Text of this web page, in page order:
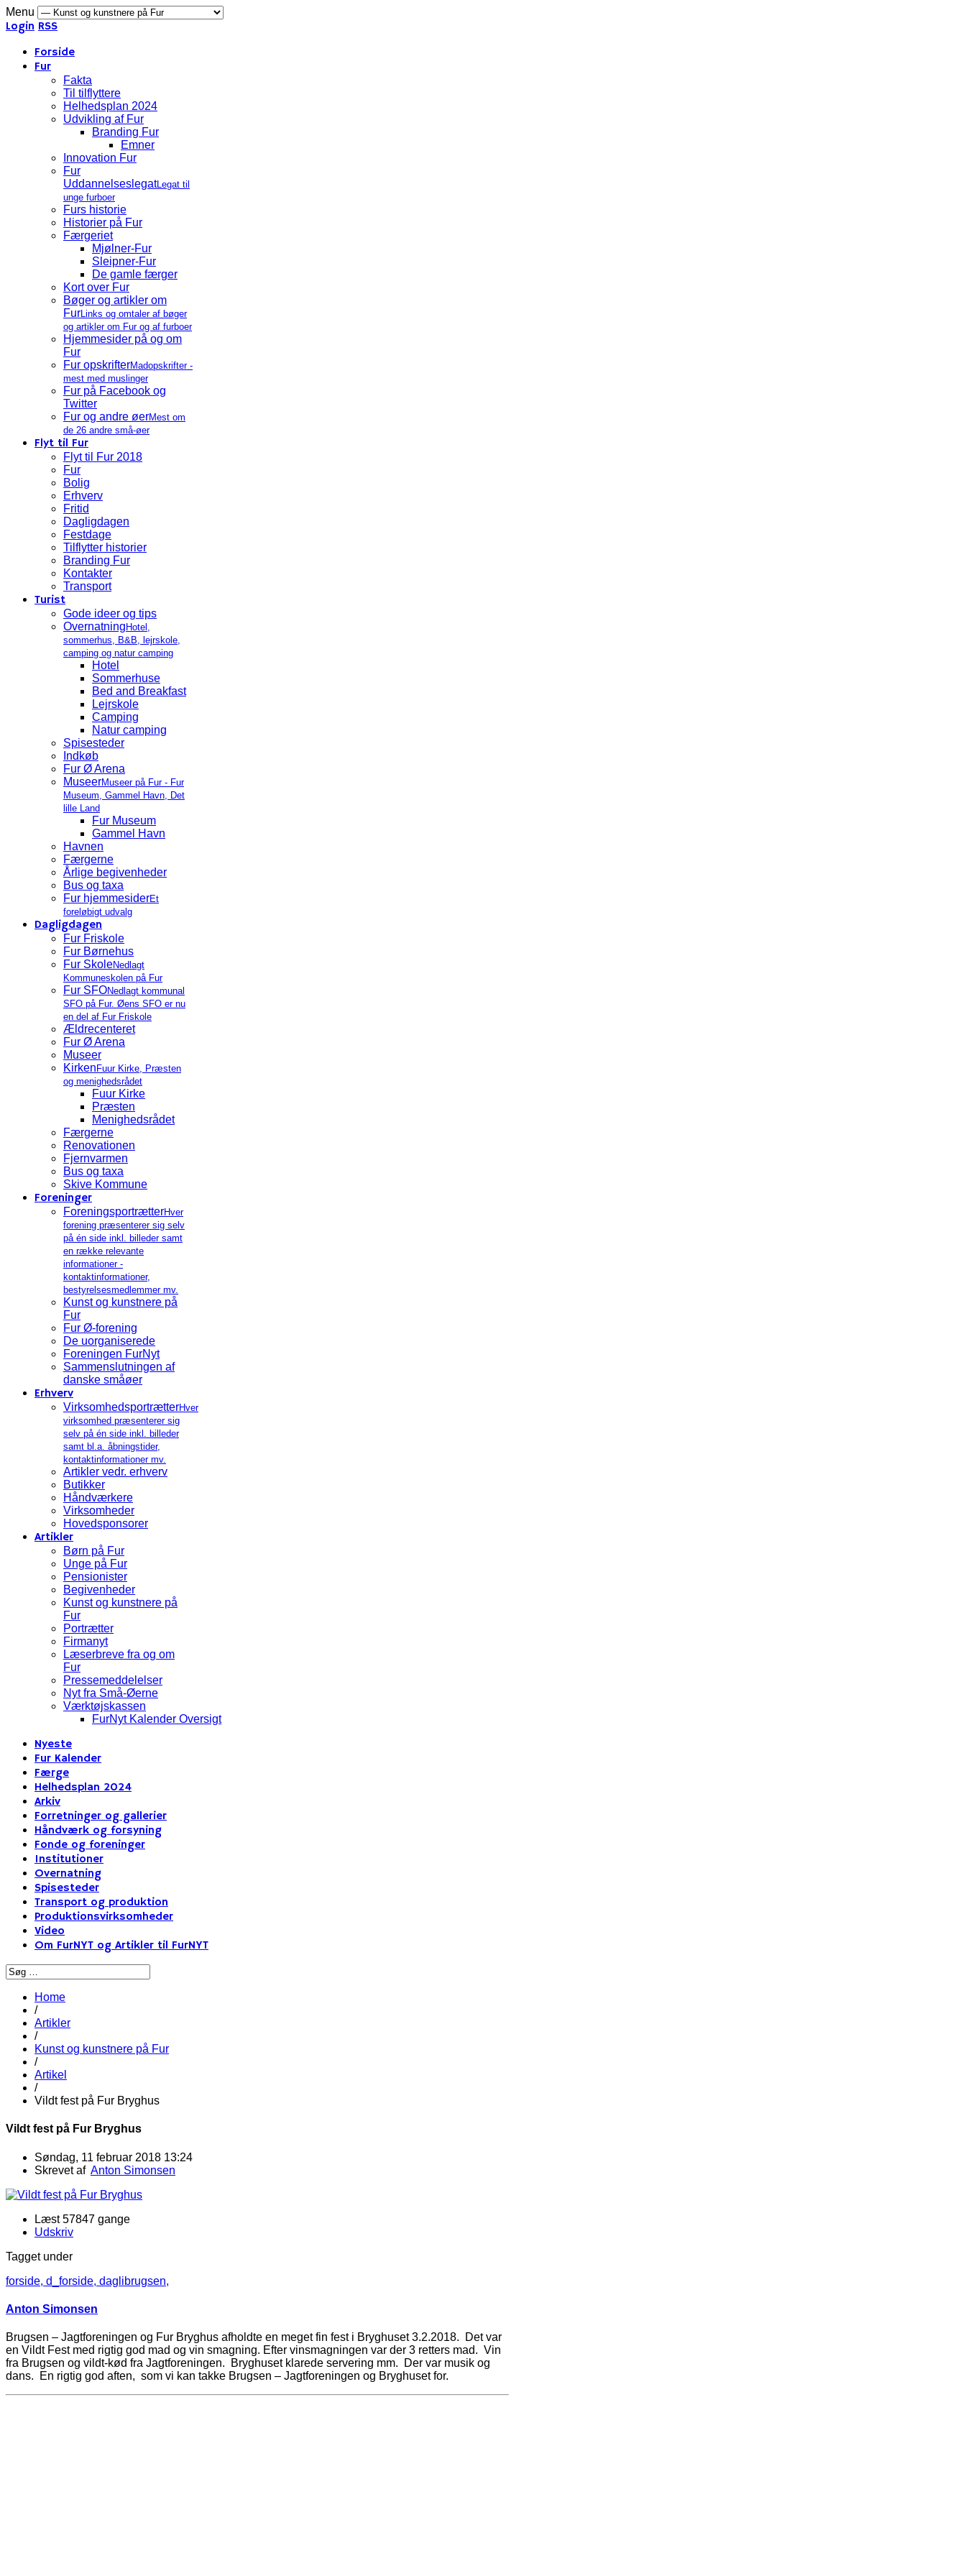
Menu
Login RSS
Forside
Fur
Fakta
Til tilflyttere
Helhedsplan 2024
Udvikling af Fur
Branding Fur
Emner
Innovation Fur
Fur
UddannelseslegatLegat til
unge furboer
Furs historie
Historier på Fur
Færgeriet
Mjølner-Fur
Sleipner-Fur
De gamle færger
Kort over Fur
Bøger og artikler om
FurLinks og omtaler af bøger
og artikler om Fur og af furboer
Hjemmesider på og om
Fur
Fur opskrifterMadopskrifter -
mest med muslinger
Fur på Facebook og
Twitter
Fur og andre øerMest om
de 26 andre små-øer
Flyt til Fur
Flyt til Fur 2018
Fur
Bolig
Erhverv
Fritid
Dagligdagen
Festdage
Tilflytter historier
Branding Fur
Kontakter
Transport
Turist
Gode ideer og tips
Overnatning Hotel,
sommerhus, B&B, lejrskole,
camping og natur camping
Hotel
Sommerhuse
Bed and Breakfast
Lejrskole
Camping
Natur camping
Spisesteder
Indkøb
Fur Ø Arena
MuseerMuseer på Fur - Fur
Museum, Gammel Havn, Det
lille Land
Fur Museum
Gammel Havn
Havnen
Færgerne
Årlige begivenheder
Bus og taxa
Fur hjemmesiderEt
foreløbigt udvalg
Dagligdagen
Fur Friskole
Fur Børnehus
Fur SkoleNedlagt
Kommuneskolen på Fur
Fur SFONedlagt kommunal
SFO på Fur. Øens SFO er nu
en del af Fur Friskole
Ældrecenteret
Fur Ø Arena
Museer
Kirken Fuur Kirke, Præsten
og menighedsrådet
Fuur Kirke
Præsten
Menighedsrådet
Færgerne
Renovationen
Fjernvarmen
Bus og taxa
Skive Kommune
Foreninger
ForeningsportrætterHver
forening præsenterer sig selv
på én side inkl. billeder samt
en række relevante
informationer -
kontaktinformationer,
bestyrelsesmedlemmer mv.
Kunst og kunstnere på
Fur
Fur Ø-forening
De uorganiserede
Foreningen FurNyt
Sammenslutningen af
danske småøer
Erhverv
VirksomhedsportrætterHver
virksomhed præsenterer sig
selv på én side inkl. billeder
samt bl.a. åbningstider,
kontaktinformationer mv.
Artikler vedr. erhverv
Butikker
Håndværkere
Virksomheder
Hovedsponsorer
Artikler
Børn på Fur
Unge på Fur
Pensionister
Begivenheder
Kunst og kunstnere på
Fur
Portrætter
Firmanyt
Læserbreve fra og om
Fur
Pressemeddelelser
Nyt fra Små-Øerne
Værktøjskassen
FurNyt Kalender Oversigt
Nyeste
Fur Kalender
Færge
Helhedsplan 2024
Arkiv
Forretninger og gallerier
Håndværk og forsyning
Fonde og foreninger
Institutioner
Overnatning
Spisesteder
Transport og produktion
Produktionsvirksomheder
Video
Om FurNYT og Artikler til FurNYT
Home
/
Artikler
/
Kunst og kunstnere på Fur
/
Artikel
/
Vildt fest på Fur Bryghus
Vildt fest på Fur Bryghus
Søndag, 11 februar 2018 13:24
Skrevet af Anton Simonsen
Læst 57847 gange
Udskriv
Tagget under
forside, d_forside, daglibrugsen,
Anton Simonsen
Brugsen – Jagtforeningen og Fur Bryghus afholdte en meget fin fest i Bryghuset 3.2.2018. Det var
en Vildt Fest med rigtig god mad og vin smagning. Efter vinsmagningen var der 3 retters mad. Vin
fra Brugsen og vildt-kød fra Jagtforeningen. Bryghuset klarede servering mm. Der var musik og
dans. En rigtig god aften, som vi kan takke Brugsen – Jagtforeningen og Bryghuset for.